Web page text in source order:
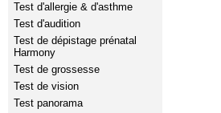
Test d'allergie & d'asthme
Test d'audition
Test de dépistage prénatal
Harmony
Test de grossesse
Test de vision
Test panorama